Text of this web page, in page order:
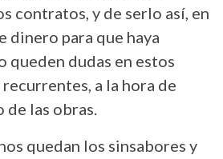
contratos, y de serlo así, en
dinero para que haya
queden dudas en estos
a la hora de
de las obras.
quedan los sinsabores y